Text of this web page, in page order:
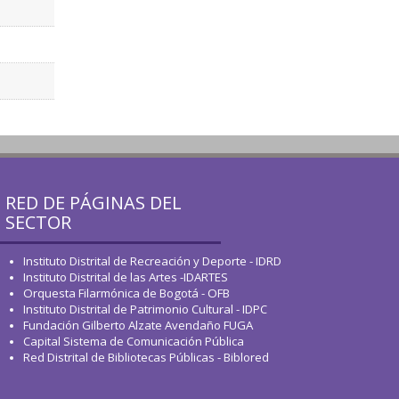
RED DE PÁGINAS DEL
SECTOR
Instituto Distrital de Recreación y Deporte - IDRD
Instituto Distrital de las Artes -IDARTES
Orquesta Filarmónica de Bogotá - OFB
Instituto Distrital de Patrimonio Cultural - IDPC
Fundación Gilberto Alzate Avendaño FUGA
Capital Sistema de Comunicación Pública
Red Distrital de Bibliotecas Públicas - Biblored